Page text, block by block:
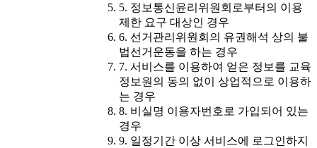
5. 정보통신윤리위원회로부터의 이용
제한 요구 대상인 경우
6. 선거관리위원회의 유권해석 상의 불
법선거운동을 하는 경우
7. 서비스를 이용하여 얻은 정보를 교육
정보원의 동의 없이 상업적으로 이용하
는 경우
8. 비실명 이용자번호로 가입되어 있는
경우
9. 일정기간 이상 서비스에 로그인하지